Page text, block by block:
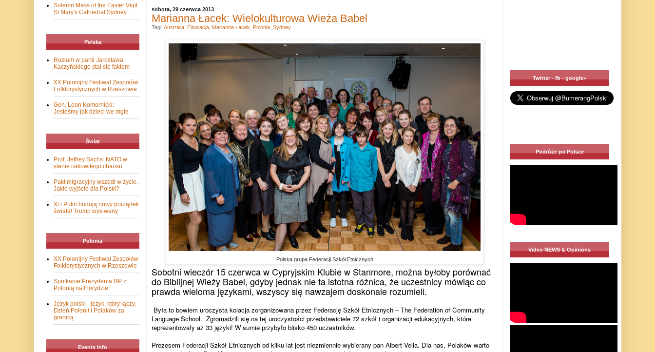
sobota, 29 czerwca 2013
Marianna Łacek: Wielokulturowa Wieża Babel
Polska grupa Federacji Szkół Etnicznych
Sobotni wieczór 15 czerwca w Cypryjskim Klubie w Stanmore, można byłoby porównać
do Biblijnej Wieży Babel, gdyby jednak nie ta istotna różnica, że uczestnicy mówiąc co
prawda wieloma językami, wszyscy się nawzajem doskonale rozumieli.
Była to bowiem uroczysta kolacja zorganizowana przez Federację Szkół Etnicznych – The Federation of Community
Language School. Zgromadzili się na tej uroczystości przedstawiciele 72 szkół i organizacji edukacyjnych, które
reprezentowały aż 33 języki! W sumie przybyło blisko 450 uczestników.
Prezesem Federacji Szkół Etnicznych od kilku lat jest niezmiennie wybierany pan Albert Vella. Dla nas, Polaków warto
Tagi: Australia, Edukacja, Marianna Łacek Polonia, Sydney
Solemn Mass of the Easter Vigil
St Mary's Cathedral Sydney
Polska
Rozłam w partii Jarosława
Kaczyńskiego stał się faktem
XX Polonijny Festiwal Zespołów
Folklorystycznych w Rzeszowie
Gen. Leon Komornicki:
Jesteśmy jak dzieci we mgle
Świat
Prof. Jeffrey Sachs: NATO w
stanie cakowitego chaosu
Pakt migracyjny wszedł w życie.
Jakie wyjście dla Polski?
Xi i Putin budują nowy porządek
świata! Trump wykiwany
Polonia
XX Polonijny Festiwal Zespołów
Folklorystycznych w Rzeszowie
Spotkanie Prezydenta RP z
Polonią na Florydzie
Język polski - język, który łączy.
Dzień Polonii i Polaków za
granicą
Events Info
Twitter - fb - google+
Podróże po Polsce
Video NEWS & Opinions